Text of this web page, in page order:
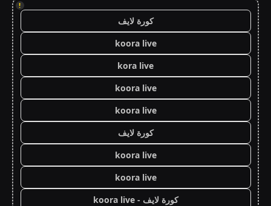
!
كورة لايف
koora live
kora live
koora live
koora live
كورة لايف
koora live
koora live
كورة لايف - koora live